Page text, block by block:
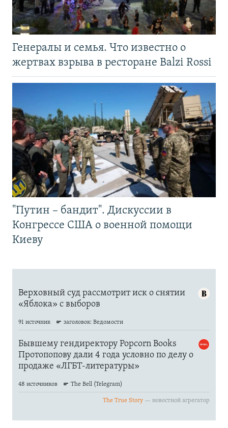
Генералы и семья. Что известно о
жертвах взрыва в ресторане Balzi Rossi
"Путин – бандит". Дискуссии в
Конгрессе США о военной помощи
Киеву